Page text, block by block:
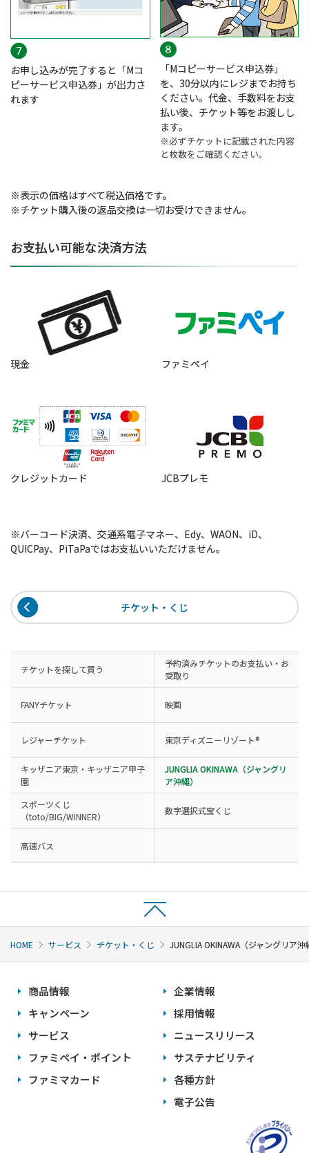
お申し込みが完了すると「Mコ
ピーサービス申込券」が出力さ
れます
「Mコピーサービス申込券」
を、30分以内にレジまでお持ち
ください。代金、手数料をお支
払い後、チケット等をお渡しし
ます。
※必ずチケットに記載された内容
と枚数をご確認ください。
※表示の価格はすべて税込価格です。
※チケット購入後の返品交換は一切お受けできません。
お支払い可能な決済方法
現金 ファミペイ
クレジットカード JCBプレモ
※バーコード決済、交通系電子マネー、Edy、WAON、iD、
QUICPay、PiTaPaではお支払いいただけません。
チケット・くじ
チケットを探して買う
予約済みチケットのお支払い・お
受取り
FANYチケット 映画
レジャーチケット 東京ディズニーリゾート®
キッザニア東京・キッザニア甲子
園
JUNGLIA OKINAWA（ジャングリ
ア沖縄）
スポーツくじ
（toto/BIG/WINNER）
数字選択式宝くじ
高速バス
HOME サービス チケット・くじ JUNGLIA OKINAWA（ジャングリア沖
商品情報
キャンペーン
サービス
ファミペイ・ポイント
ファミマカード
企業情報
採用情報
ニュースリリース
サステナビリティ
各種方針
電子公告